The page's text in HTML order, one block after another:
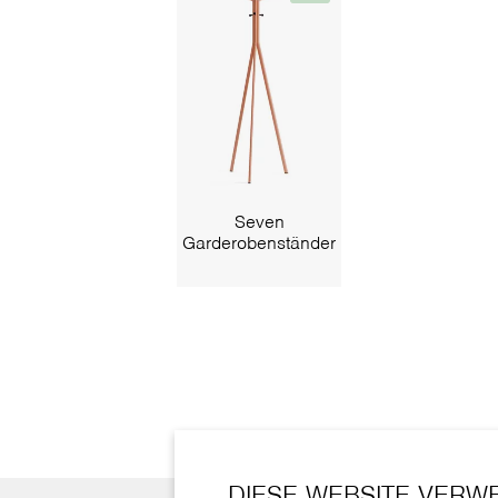
Seven
Garderobenständer